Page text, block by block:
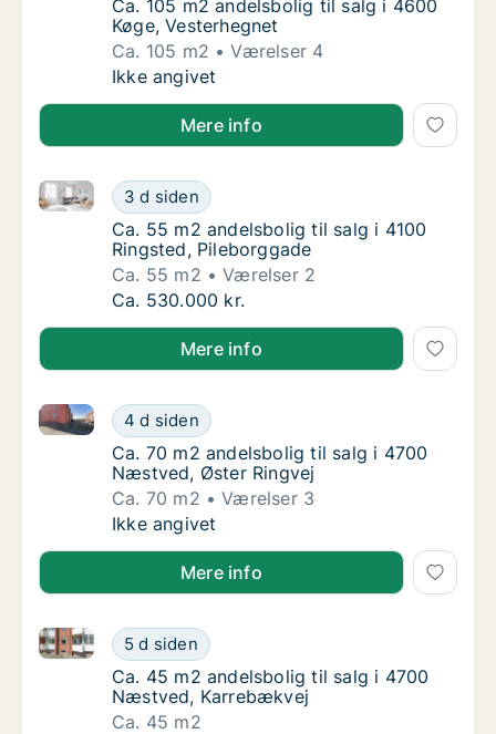
Ca. 105 m2 andelsbolig til salg i 4600
Ca. 105 m2 andelsbolig til salg i 4600
Køge, Vesterhegnet
Ca. 105 m2
Værelser 4
Ca. 105 m2 andelsbolig til salg i 4600
Ikke angivet
Mere info
Ca. 55 m2 andelsbolig til salg i 4100
3 d siden
Ca. 55 m2 andelsbolig til salg i 4100 Ringsted,
Ca. 55 m2 andelsbolig til salg i 4100
Ca. 55 m2 andelsbolig til salg i 4100
Ringsted, Pileborggade
Ca. 55 m2
Værelser 2
Ca. 55 m2 andelsbolig til salg i 4100
Ca. 530.000 kr.
Mere info
Ca. 70 m2 andelsbolig til salg i 4700
4 d siden
Ca. 70 m2 andelsbolig til salg i 4700 Næstved,
Ca. 70 m2 andelsbolig til salg i 4700
Ca. 70 m2 andelsbolig til salg i 4700
Næstved, Øster Ringvej
Ca. 70 m2
Værelser 3
Ca. 70 m2 andelsbolig til salg i 4700
Ikke angivet
Mere info
Ca. 45 m2 andelsbolig til salg i 4700
5 d siden
Ca. 45 m2 andelsbolig til salg i 4700 Næstved,
Ca. 45 m2 andelsbolig til salg i 4700
Ca. 45 m2 andelsbolig til salg i 4700
Næstved, Karrebækvej
Ca. 45 m2